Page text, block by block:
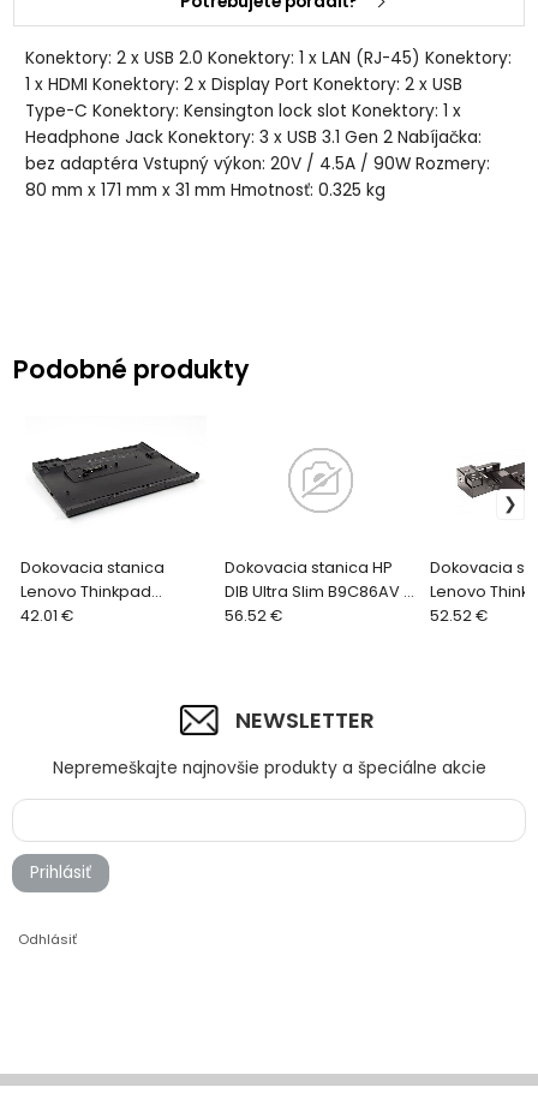
Konektory: 2 x USB 2.0 Konektory: 1 x LAN (RJ-45) Konektory:
1 x HDMI Konektory: 2 x Display Port Konektory: 2 x USB
Type-C Konektory: Kensington lock slot Konektory: 1 x
Headphone Jack Konektory: 3 x USB 3.1 Gen 2 Nabíjačka:
bez adaptéra Vstupný výkon: 20V / 4.5A / 90W Rozmery:
80 mm x 171 mm x 31 mm Hmotnosť: 0.325 kg
Podobné produkty
Dokovacia stanica
Lenovo Thinkpad
Ultrabase Series 3
42.01 €
Dokovacia stanica HP
DIB Ultra Slim B9C86AV +
Power adapter HP 65W
56.52 €
Dokovacia
Lenovo
Dock Series
52.52 €
NEWSLETTER
Nepremeškajte najnovšie produkty a špeciálne akcie
Prihlásiť
Odhlásiť